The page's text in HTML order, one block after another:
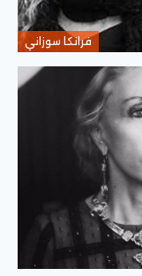
فرانكا سوزاني